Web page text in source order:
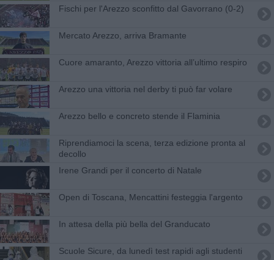
Fischi per l'Arezzo sconfitto dal Gavorrano (0-2)
Mercato Arezzo, arriva Bramante
Cuore amaranto, Arezzo vittoria all’ultimo respiro
Arezzo una vittoria nel derby ti può far volare
Arezzo bello e concreto stende il Flaminia
Riprendiamoci la scena, terza edizione pronta al
decollo
Irene Grandi per il concerto di Natale
Open di Toscana, Mencattini festeggia l'argento
In attesa della più bella del Granducato
Scuole Sicure, da lunedì test rapidi agli studenti